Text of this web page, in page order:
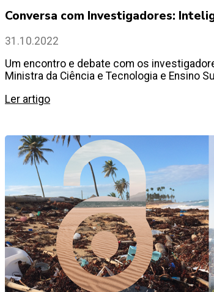
Conversa com Investigadores:
31.10.2022
Um encontro e debate com os
Ministra da Ciência e Tecnologia e Ensino
Ler artigo